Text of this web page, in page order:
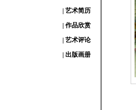
| 艺术简历
| 作品欣赏
| 艺术评论
| 出版画册